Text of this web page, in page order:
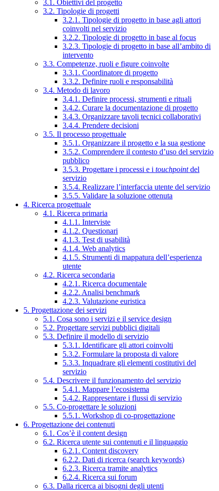
3.1. Obiettivi del progetto
3.2. Tipologie di progetti
3.2.1. Tipologie di progetto in base agli attori
coinvolti nel servizio
3.2.2. Tipologie di progetto in base al focus
3.2.3. Tipologie di progetto in base all’ambito di
intervento
3.3. Competenze, ruoli e figure coinvolte
3.3.1. Coordinatore di progetto
3.3.2. Definire ruoli e responsabilità
3.4. Metodo di lavoro
3.4.1. Definire processi, strumenti e rituali
3.4.2. Curare la documentazione di progetto
3.4.3. Organizzare tavoli tecnici collaborativi
3.4.4. Prendere decisioni
3.5. Il processo progettuale
3.5.1. Organizzare il progetto e la sua gestione
3.5.2. Comprendere il contesto d’uso del servizio
pubblico
3.5.3. Progettare i processi e i touchpointdel
servizio
3.5.4. Realizzare l’interfaccia utente del servizio
3.5.5. Validare la soluzione ottenuta
4. Ricerca progettuale
4.1. Ricerca primaria
4.1.1. Interviste
4.1.2. Questionari
4.1.3. Test di usabilità
4.1.4. Web analytics
4.1.5. Strumenti di mappatura dell’esperienza
utente
4.2. Ricerca secondaria
4.2.1. Ricerca documentale
4.2.2. Analisi benchmark
4.2.3. Valutazione euristica
5. Progettazione dei servizi
5.1. Cosa sono i servizi e il service design
5.2. Progettare servizi pubblici digitali
5.3. Definire il modello di servizio
5.3.1. Identificare gli attori coinvolti
5.3.2. Formulare la proposta di valore
5.3.3. Inquadrare gli elementi costitutivi del
servizio
5.4. Descrivere il funzionamento del servizio
5.4.1. Mappare l’ecosistema
5.4.2. Rappresentare i flussi di servizio
5.5. Co-progettare le soluzioni
5.5.1. Workshop di co-progettazione
6. Progettazione dei contenuti
6.1. Cos’è il content design
6.2. Ricerca utente sui contenuti e il linguaggio
6.2.1. Content discovery
6.2.2. Dati di ricerca (search keywords)
6.2.3. Ricerca tramite analytics
6.2.4. Ricerca sui forum
6.3. Dalla ricerca ai bisogni degli utenti